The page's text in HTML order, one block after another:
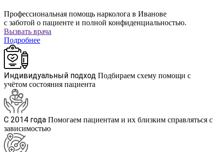
Профессиональная помощь нарколога в Иванове
с заботой о пациенте и полной конфиденциальностью.
Вызвать врача
Подробнее
Индивидуальный подход Подбираем схему помощи с
учётом состояния пациента
С 2014 года Помогаем пациентам и их близким справляться с
зависимостью